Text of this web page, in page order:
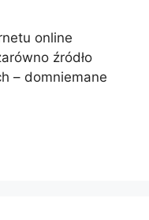
online
źródło
– domniemane